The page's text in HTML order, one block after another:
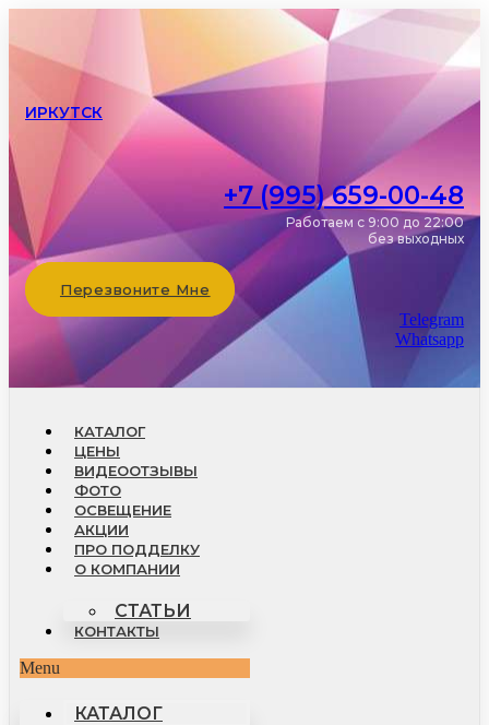
ИРКУТСК
+7 (995) 659-00-48
Работаем с 9:00 до 22:00
без выходных
Перезвоните Мне
Telegram
Whatsapp
КАТАЛОГ
ЦЕНЫ
ВИДЕООТЗЫВЫ
ФОТО
ОСВЕЩЕНИЕ
АКЦИИ
ПРО ПОДДЕЛКУ
О КОМПАНИИ
СТАТЬИ
КОНТАКТЫ
Menu
КАТАЛОГ